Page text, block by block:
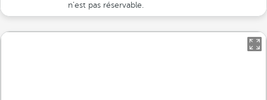
n’est pas réservable.